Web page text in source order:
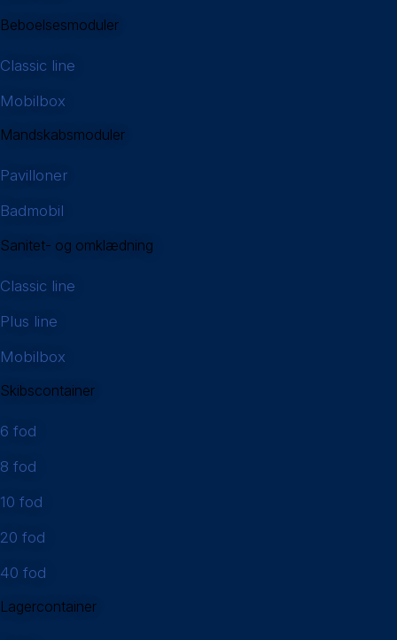
Beboelsesmoduler
Classic line
Mobilbox
Mandskabsmoduler
Pavilloner
Badmobil
Sanitet- og omklædning
Classic line
Plus line
Mobilbox
Skibscontainer
6 fod
8 fod
10 fod
20 fod
40 fod
Lagercontainer